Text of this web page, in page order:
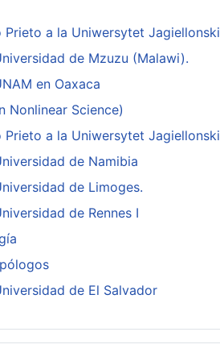
a la Uniwersytet Jagiellonski
de Mzuzu (Malawi).
en Oaxaca
Nonlinear Science)
a la Uniwersytet Jagiellonski
de Namibia
de Limoges.
de Rennes I
de El Salvador